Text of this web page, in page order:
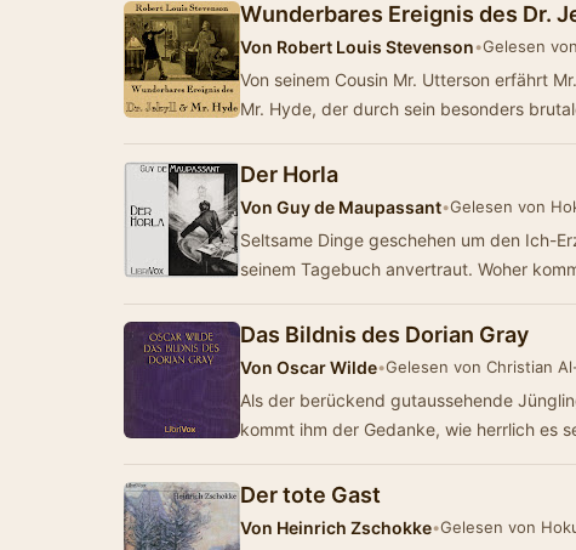
Wunderbares Ereignis des Dr.
Von Robert Louis Stevenson•Gelesen
Von seinem Cousin Mr. Utterson erfährt
Mr. Hyde, der durch sein besonders
Der Horla
Von Guy de Maupassant•Gelesen von
Seltsame Dinge geschehen um den Ich-
seinem Tagebuch anvertraut. Woher
Das Bildnis des Dorian Gray
Von Oscar Wilde•Gelesen von Christian
Als der berückend gutaussehende
kommt ihm der Gedanke, wie herrlich es
Der tote Gast
Von Heinrich Zschokke•Gelesen von